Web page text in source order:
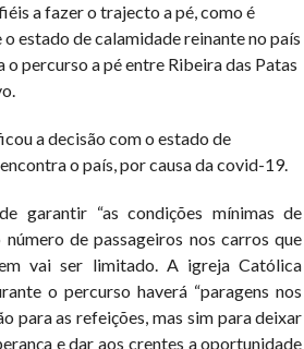
a fazer o trajecto a pé, como é
estado de calamidade reinante no país
o percurso a pé entre Ribeira das Patas
a decisão com o estado de
o país, por causa da covid-19.
garantir “as condições mínimas de
número de passageiros nos carros que
vai ser limitado. A igreja Católica
o percurso haverá “paragens nos
para as refeições, mas sim para deixar
e dar aos crentes a oportunidade